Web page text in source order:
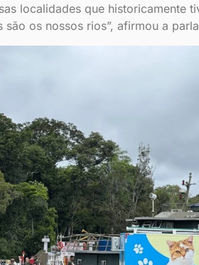
localidades que historicamente
são os nossos rios”, afirmou a